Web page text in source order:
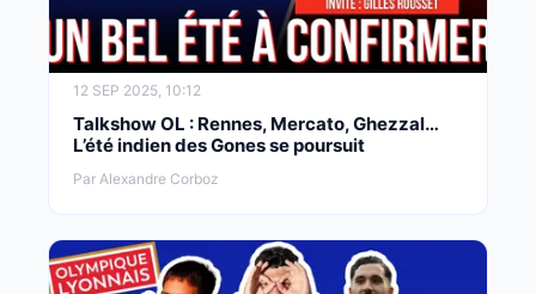
12 SEP 2025, 10:12
Talkshow OL : Rennes, Mercato, Ghezzal…
L’été indien des Gones se poursuit
Par Alexandre Corboz